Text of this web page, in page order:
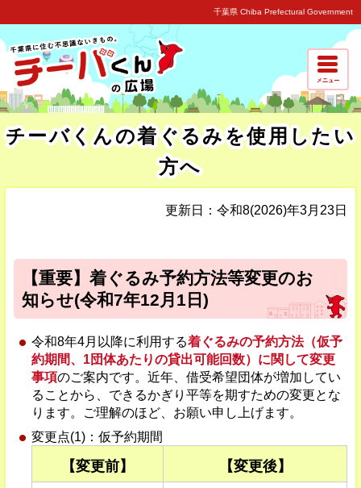
千葉県 Chiba Prefectural Government
チーバくんの着ぐるみを使用したい
方へ
更新日：令和8(2026)年3月23日
【重要】着ぐるみ予約方法等変更のお
知らせ(令和7年12月1日)
令和8年4月以降に利用する着ぐるみの予約方法（仮予
約期間、1団体あたりの貸出可能回数）に関して変更
事項のご案内です。近年、借受希望団体が増加してい
ることから、できるかぎり平等を期すための変更とな
ります。ご理解のほど、お願い申し上げます。
変更点(1)：仮予約期間
【変更前】 【変更後】